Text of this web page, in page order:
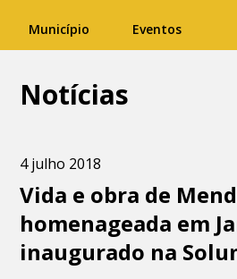
Município Eventos
Notícias
4 julho 2018
Vida e obra de
homenageada em
inaugurado na